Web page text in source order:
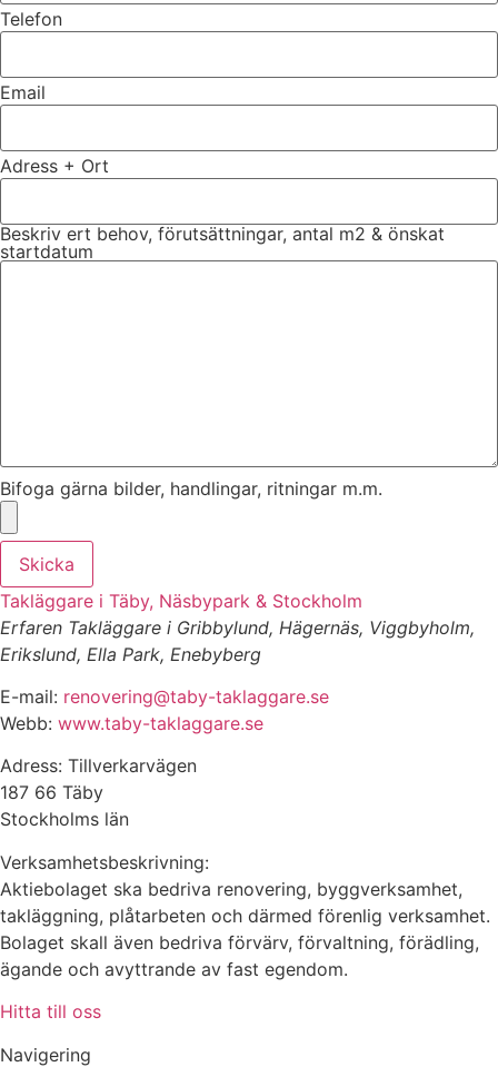
Telefon
Email
Adress + Ort
Beskriv ert behov, förutsättningar, antal m2 & önskat
startdatum
Bifoga gärna bilder, handlingar, ritningar m.m.
Skicka
Takläggare i Täby, Näsbypark & Stockholm
Erfaren Takläggare i Gribbylund, Hägernäs, Viggbyholm,
Erikslund, Ella Park, Enebyberg
E-mail: renovering@taby-taklaggare.se
Webb: www.taby-taklaggare.se
Adress: Tillverkarvägen
187 66 Täby
Stockholms län
Verksamhetsbeskrivning:
Aktiebolaget ska bedriva renovering, byggverksamhet,
takläggning, plåtarbeten och därmed förenlig verksamhet.
Bolaget skall även bedriva förvärv, förvaltning, förädling,
ägande och avyttrande av fast egendom.
Hitta till oss
Navigering